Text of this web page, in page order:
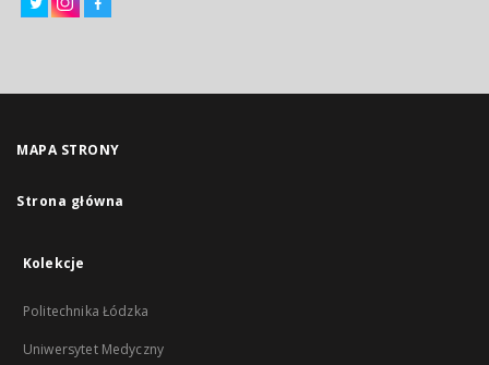
MAPA STRONY
Strona główna
Kolekcje
Politechnika Łódzka
Uniwersytet Medyczny